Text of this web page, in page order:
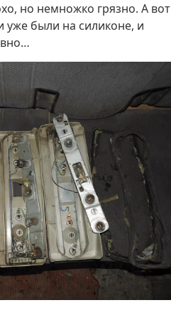
но немножко грязно. А вот
уже были на силиконе, и